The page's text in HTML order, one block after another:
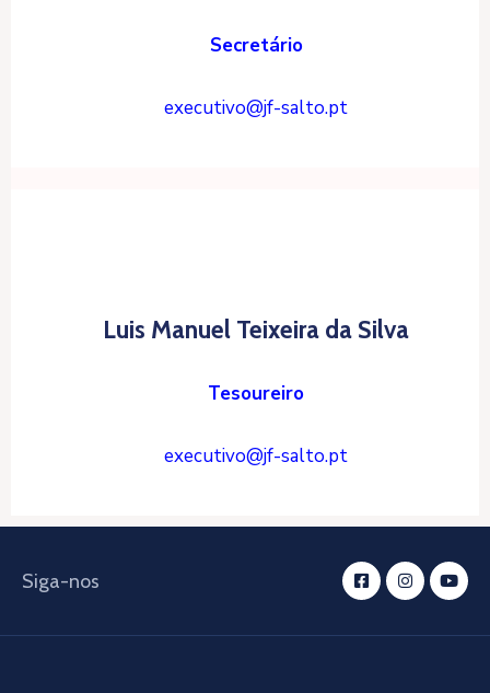
Secretário
executivo@jf-salto.pt
Luis Manuel Teixeira da Silva
Tesoureiro
executivo@jf-salto.pt
Siga-nos